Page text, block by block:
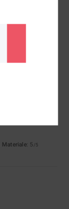
Materiale: 5 /5